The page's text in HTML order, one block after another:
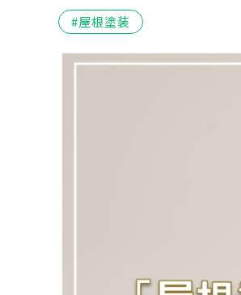
#屋根塗装